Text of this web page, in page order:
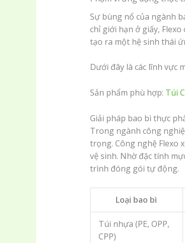
Sự bùng nổ của ngành
chỉ giới hạn ở giấy,
tạo ra một hệ sinh thái
Dưới đây là các lĩnh vực
Sản phẩm phù hợp: Túi
Giải pháp bao bì thực
Trong ngành công
trọng. Công nghệ Flexo
vệ sinh. Nhờ đặc tính
trình đóng gói tự động.
Loại bao bì
Túi nhựa (PE, OPP,
CPP)